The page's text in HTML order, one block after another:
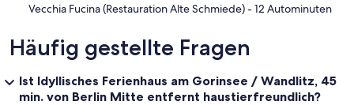
‪Vecchia Fucina (Restauration Alte Schmiede) - ‬12 Autominuten
Häufig gestellte Fragen
Ist Idyllisches Ferienhaus am Gorinsee / Wandlitz, 45
min. von Berlin Mitte entfernt haustierfreundlich?